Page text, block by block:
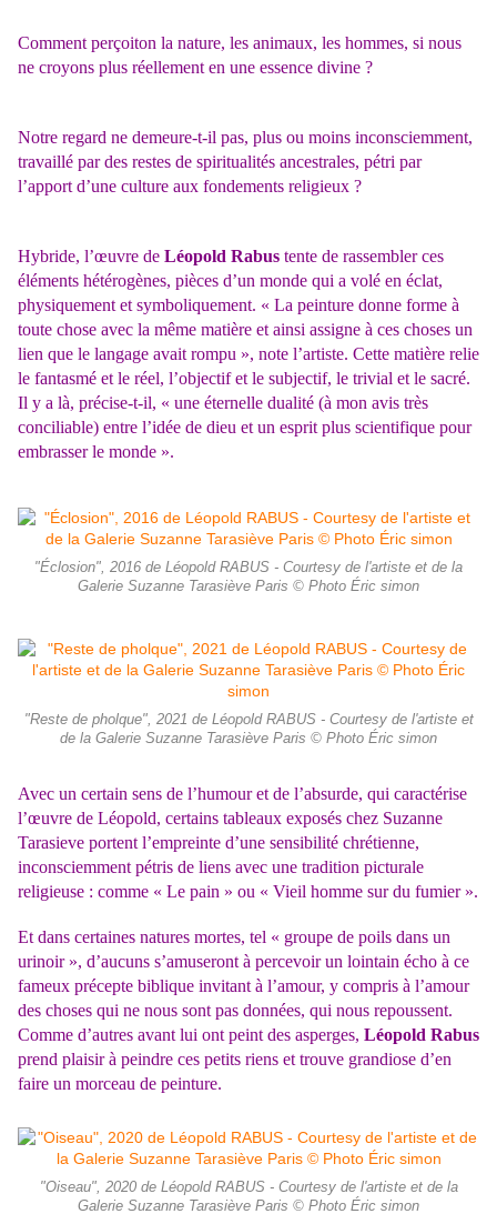
Comment perçoiton la nature, les animaux, les hommes, si nous
ne croyons plus réellement en une essence divine ?
Notre regard ne demeure-t-il pas, plus ou moins inconsciemment,
travaillé par des restes de spiritualités ancestrales, pétri par
l’apport d’une culture aux fondements religieux ?
Hybride, l’œuvre de Léopold Rabus tente de rassembler ces
éléments hétérogènes, pièces d’un monde qui a volé en éclat,
physiquement et symboliquement. « La peinture donne forme à
toute chose avec la même matière et ainsi assigne à ces choses un
lien que le langage avait rompu », note l’artiste. Cette matière relie
le fantasmé et le réel, l’objectif et le subjectif, le trivial et le sacré.
Il y a là, précise-t-il, « une éternelle dualité (à mon avis très
conciliable) entre l’idée de dieu et un esprit plus scientifique pour
embrasser le monde ».
"Éclosion", 2016 de Léopold RABUS - Courtesy de l'artiste et de la
Galerie Suzanne Tarasiève Paris © Photo Éric simon
"Reste de pholque", 2021 de Léopold RABUS - Courtesy de l'artiste et
de la Galerie Suzanne Tarasiève Paris © Photo Éric simon
Avec un certain sens de l’humour et de l’absurde, qui caractérise
l’œuvre de Léopold, certains tableaux exposés chez Suzanne
Tarasieve portent l’empreinte d’une sensibilité chrétienne,
inconsciemment pétris de liens avec une tradition picturale
religieuse : comme « Le pain » ou « Vieil homme sur du fumier ».
Et dans certaines natures mortes, tel « groupe de poils dans un
urinoir », d’aucuns s’amuseront à percevoir un lointain écho à ce
fameux précepte biblique invitant à l’amour, y compris à l’amour
des choses qui ne nous sont pas données, qui nous repoussent.
Comme d’autres avant lui ont peint des asperges, Léopold Rabus
prend plaisir à peindre ces petits riens et trouve grandiose d’en
faire un morceau de peinture.
"Oiseau", 2020 de Léopold RABUS - Courtesy de l'artiste et de la
Galerie Suzanne Tarasiève Paris © Photo Éric simon